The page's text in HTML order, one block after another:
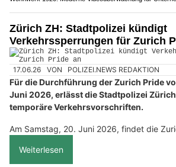
Zürich ZH: Stadtpolizei kündigt
Verkehrssperrungen für Zurich
17.06.26 VON POLIZEI.NEWS REDAKTION
Für die Durchführung der Zurich Pride
Juni 2026, erlässt die Stadtpolizei
temporäre Verkehrsvorschriften.
Am Samstag, 20. Juni 2026, findet die
Weiterlesen